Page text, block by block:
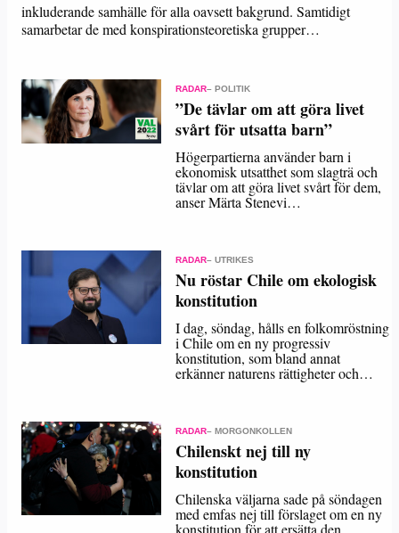
inkluderande samhälle för alla oavsett bakgrund. Samtidigt
samarbetar de med konspirationsteoretiska grupper…
RADAR– POLITIK
”De tävlar om att göra livet
svårt för utsatta barn”
Högerpartierna använder barn i
ekonomisk utsatthet som slagträ och
tävlar om att göra livet svårt för dem,
anser Märta Stenevi…
RADAR– UTRIKES
Nu röstar Chile om ekologisk
konstitution
I dag, söndag, hålls en folkomröstning
i Chile om en ny progressiv
konstitution, som bland annat
erkänner naturens rättigheter och…
RADAR– MORGONKOLLEN
Chilenskt nej till ny
konstitution
Chilenska väljarna sade på söndagen
med emfas nej till förslaget om en ny
konstitution för att ersätta den